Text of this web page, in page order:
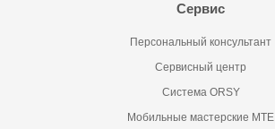
Сервис
Персональный консультант
Сервисный центр
Система ORSY
Мобильные мастерские MTE